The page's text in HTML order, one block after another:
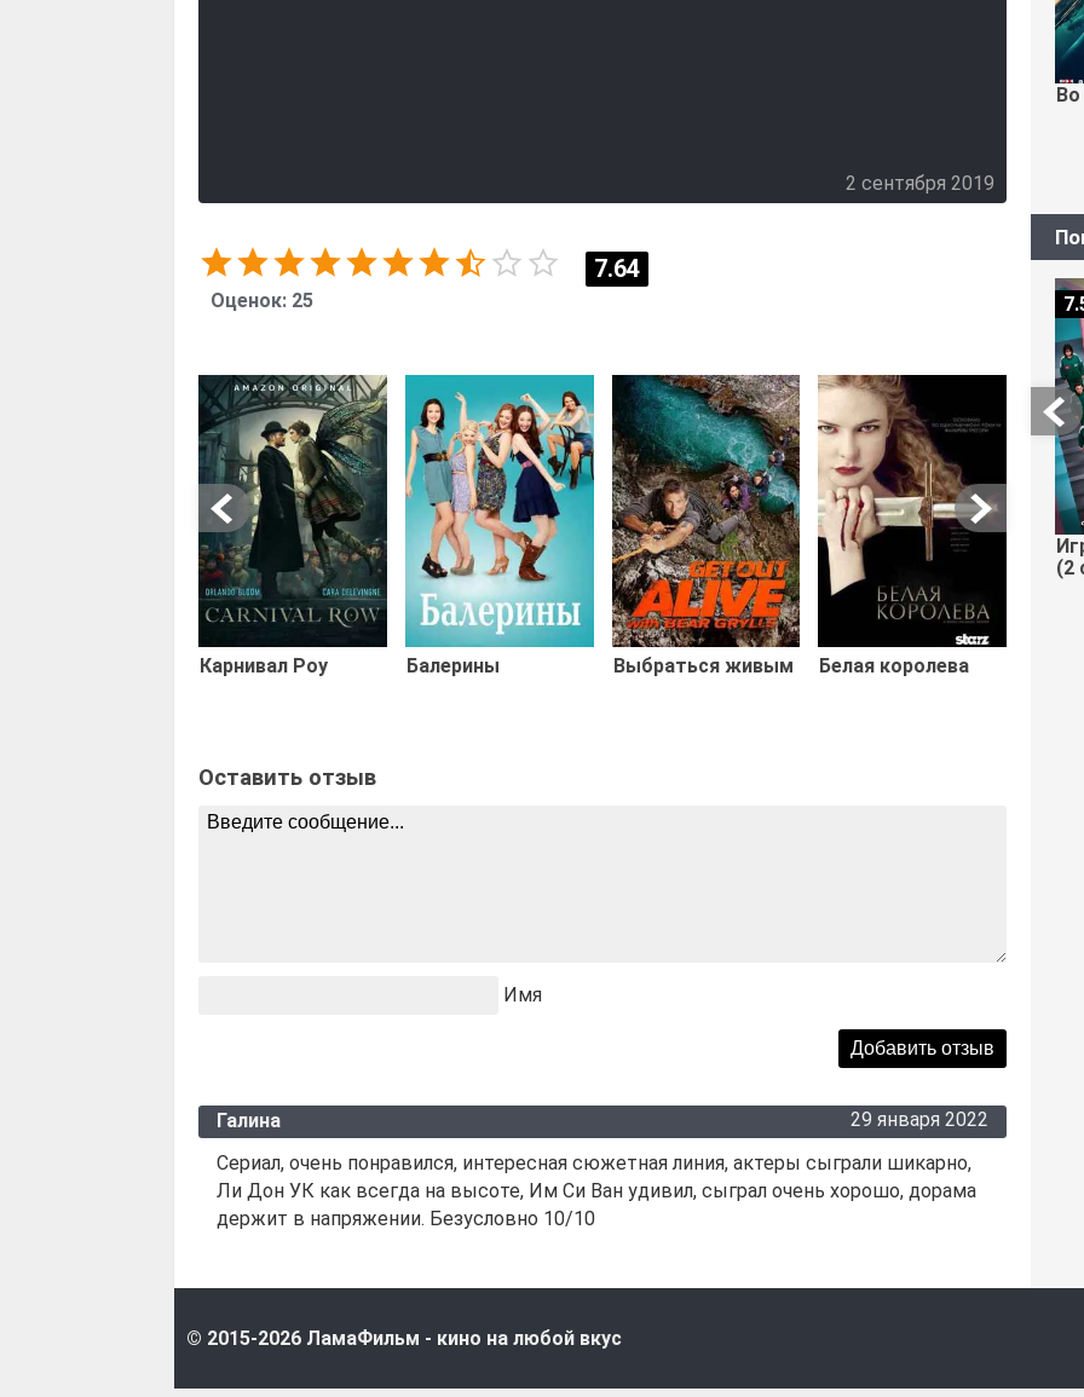
2 сентября 2019
7.64
Оценок: 25
Карнивал Роу Балерины Выбраться живым Белая королева
Оставить отзыв
Имя
Галина
29 января 2022
Сериал, очень понравился, интересная сюжетная линия, актеры сыграли шикарно,
Ли Дон УК как всегда на высоте, Им Си Ван удивил, сыграл очень хорошо, дорама
держит в напряжении. Безусловно 10/10
Во
(2
© 2015-2026 ЛамаФильм - кино на любой вкус